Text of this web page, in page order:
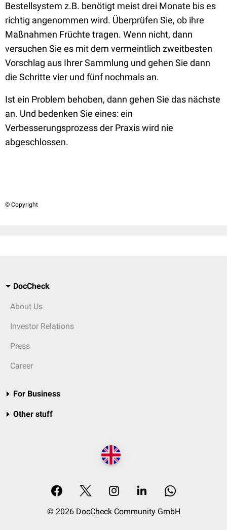
Bestellsystem z.B. benötigt meist drei Monate bis es
richtig angenommen wird. Überprüfen Sie, ob ihre
Maßnahmen Früchte tragen. Wenn nicht, dann
versuchen Sie es mit dem vermeintlich zweitbesten
Vorschlag aus Ihrer Sammlung und gehen Sie dann
die Schritte vier und fünf nochmals an.
Ist ein Problem behoben, dann gehen Sie das nächste
an. Und bedenken Sie eines: ein
Verbesserungsprozess der Praxis wird nie
abgeschlossen.
© Copyright
DocCheck
About Us
Investor Relations
Press
Career
For Business
Other stuff
© 2026 DocCheck Community GmbH